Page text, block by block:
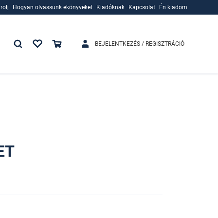
Hogyan olvassunk ekönyveket
Kiadóknak
Kapcsolat Én kiadom
BEJELENTKEZÉS / REGISZTRÁCIÓ